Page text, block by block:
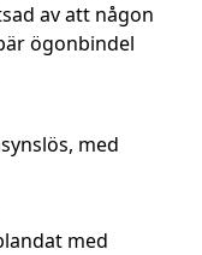
av att någon
ögonbindel
med
med